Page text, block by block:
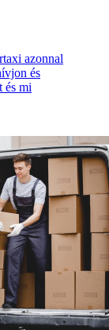
azonnal
és
és mi